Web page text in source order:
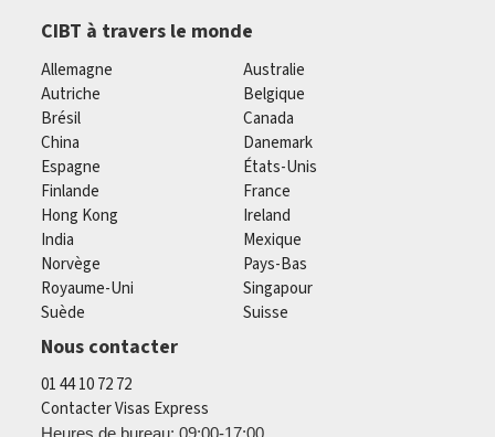
CIBT à travers le monde
Allemagne
Australie
Autriche
Belgique
Brésil
Canada
China
Danemark
Espagne
États-Unis
Finlande
France
Hong Kong
Ireland
India
Mexique
Norvège
Pays-Bas
Royaume-Uni
Singapour
Suède
Suisse
Nous contacter
01 44 10 72 72
Contacter Visas Express
Heures de bureau: 09:00-17:00